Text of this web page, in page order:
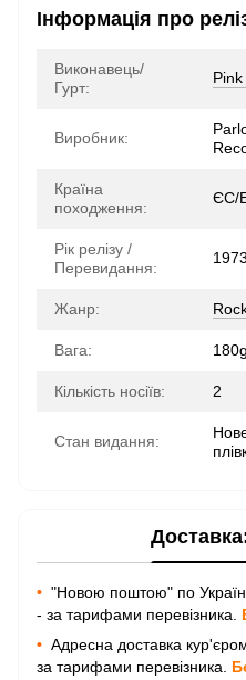
Інформація про
Виконавець/
Гурт:
Виробник:
Країна
походження:
ЄС/
Рік релізу /
Перевидання:
Жанр:
Вага:
Кількість носіїв: 2
Стан видання:
• "Новою поштою" по
- за тарифами перевізника.
• Адресна доставка
за тарифами перевізника.